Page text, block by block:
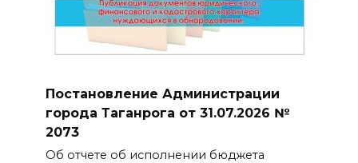
Постановление Администрации
города Таганрога от 31.07.2026 №
2073
Об отчете об исполнении бюджета